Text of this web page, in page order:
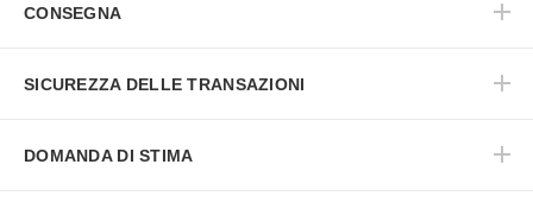
CONSEGNA
SICUREZZA DELLE TRANSAZIONI
DOMANDA DI STIMA